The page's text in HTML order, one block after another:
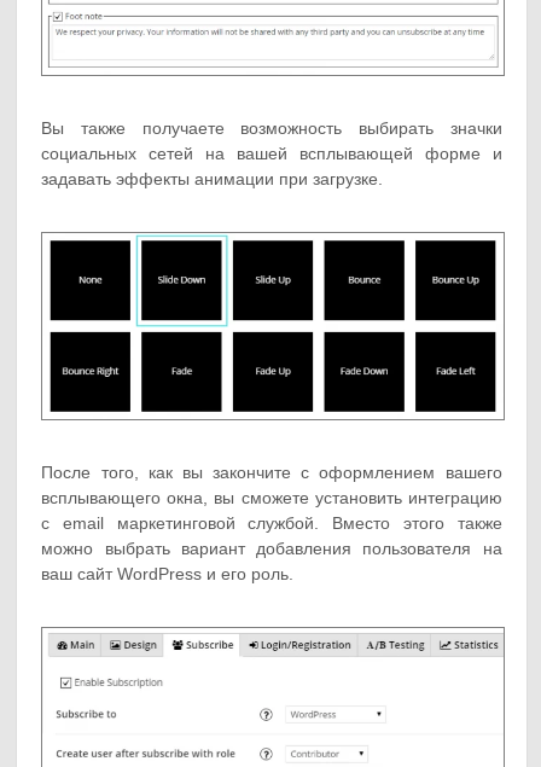
Вы также получаете возможность выбирать значки
социальных сетей на вашей всплывающей форме и
задавать эффекты анимации при загрузке.
После того, как вы закончите с оформлением вашего
всплывающего окна, вы сможете установить интеграцию
с email маркетинговой службой. Вместо этого также
можно выбрать вариант добавления пользователя на
ваш сайт WordPress и его роль.